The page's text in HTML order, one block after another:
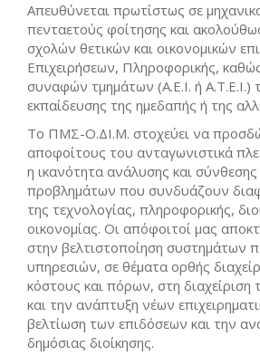
Aπευθύνεται πρωτίστως σε
πενταετούς φοίτησης και
σχολών θετικών και οικονομικών
Επιχειρήσεων, Πληροφορικής,
συναφών τμημάτων (Α.Ε.Ι. ή Α.Τ.Ε.Ι.)
εκπαίδευσης της ημεδαπής ή της
Το ΠΜΣ-Ο.ΔΙ.Μ. στοχεύει να
αποφοίτους του ανταγωνιστικά
η ικανότητα ανάλυσης και
προβλημάτων που συνδυάζουν
της τεχνολογίας, πληροφορικής,
οικονομίας. Οι απόφοιτοί μας
στην βελτιστοποίηση συστημάτων
υπηρεσιών, σε θέματα ορθής
κόστους και πόρων, στη διαχείριση
και την ανάπτυξη νέων
βελτίωση των επιδόσεων και την
δημόσιας διοίκησης.